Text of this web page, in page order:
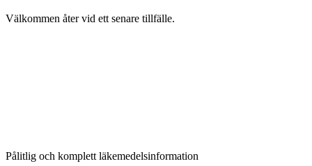
Välkommen åter vid ett senare tillfälle.
Pålitlig och komplett läkemedelsinformation